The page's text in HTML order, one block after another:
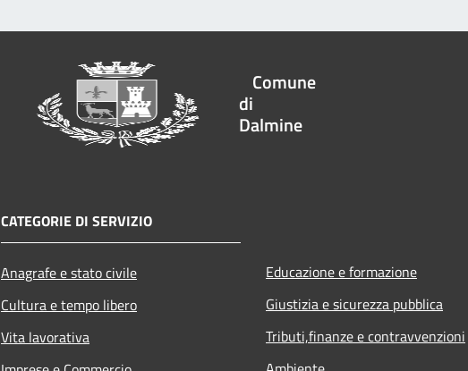
Comune
di
Dalmine
CATEGORIE DI SERVIZIO
Anagrafe e stato civile
Cultura e tempo libero
Vita lavorativa
Educazione e formazione
Giustizia e sicurezza pubblica
Tributi,finanze e contravvenzioni